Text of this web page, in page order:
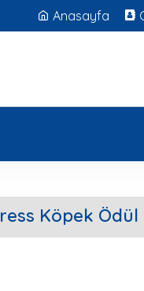
Anasayfa
Köpek